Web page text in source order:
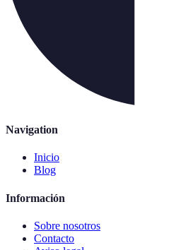
Navigation
Inicio
Blog
Información
Sobre nosotros
Contacto